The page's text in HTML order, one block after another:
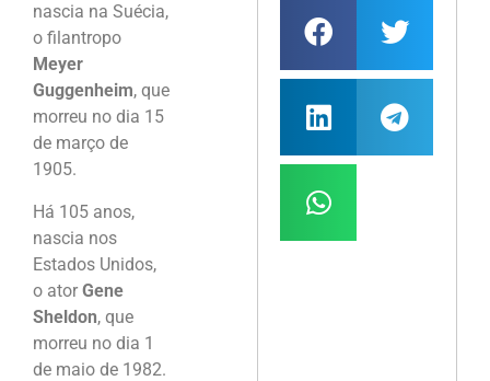
nascia na Suécia,
o filantropo
Meyer
Guggenheim, que
morreu no dia 15
de março de
1905.
Há 105 anos,
nascia nos
Estados Unidos,
o ator Gene
Sheldon, que
morreu no dia 1
de maio de 1982.